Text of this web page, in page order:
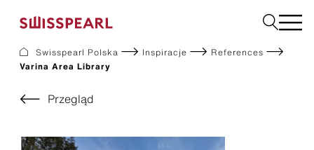
Elewacje
Dachy
Płyty użytkowe
Ogród
Swisspearl Polska Inspiracje
References
Varina Area Library
Przegląd